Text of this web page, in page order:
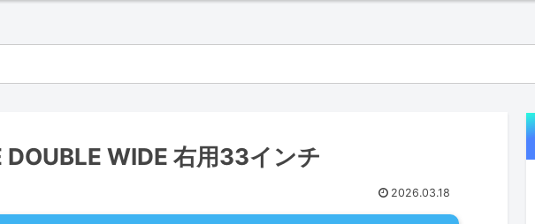
WIDE 右用33インチ
2026.03.18